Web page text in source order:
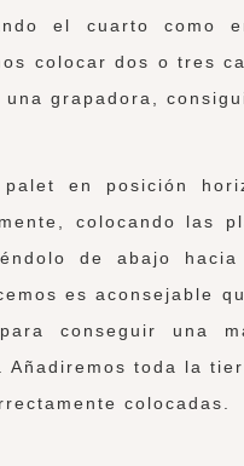
el cuarto como
colocar dos o tres
grapadora,
palet en posición
colocando las
de abajo
es aconsejable
conseguir una
Añadiremos toda la
colocadas.